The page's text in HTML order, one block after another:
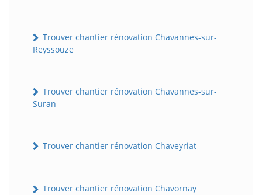
Trouver chantier rénovation Chavannes-sur-
Reyssouze
Trouver chantier rénovation Chavannes-sur-
Suran
Trouver chantier rénovation Chaveyriat
Trouver chantier rénovation Chavornay